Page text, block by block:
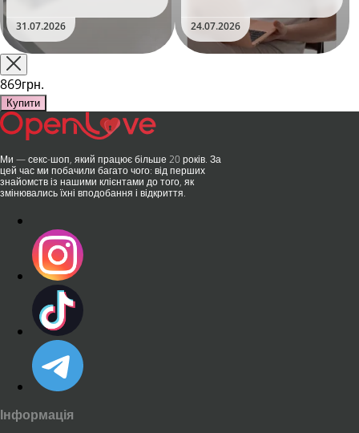
та вже встиг стати сенсацією
на міжнародній виставці API
Shanghai-2026!​LOVISS - це
поєднання унікальної естетики
та бездога..
31.07.2026
безшумні моторчики та
стильний дизайн перетворили
їх на гаджет, який багато хто
використовує, тестує у
24.07.2026
869грн.
Купити
Ми — секс-шоп, який працює більше 20 років. За
цей час ми побачили багато чого: від перших
знайомств із нашими клієнтами до того, як
змінювались їхні вподобання і відкриття.
Інформація